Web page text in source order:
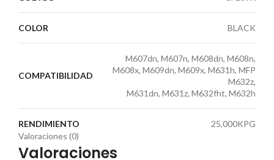
COLOR BLACK
COMPATIBILIDAD
M607dn, M607n, M608dn, M608n,
M608x, M609dn, M609x, M631h, MFP
M632z,
M631dn, M631z, M632fht, M632h
RENDIMIENTO
25,000KPG
Valoraciones (0)
Valoraciones